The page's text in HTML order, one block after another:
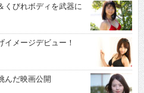
びれボディを武器に
メージデビュー！
だ映画公開